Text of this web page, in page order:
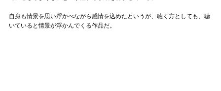
自身も情景を思い浮かべながら感情を込めたというが、聴く方としても、聴
いていると情景が浮かんでくる作品だ。